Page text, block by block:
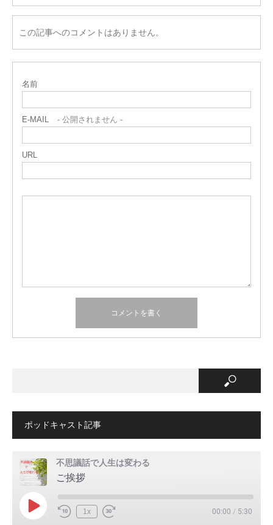
この記事へのコメントはありません。
名前
E-MAIL - 公開されません -
URL
ポッドキャスト記事
不思議話で人生は変わる
ご挨拶
Play
Episode
1x 00:00 / 5:30